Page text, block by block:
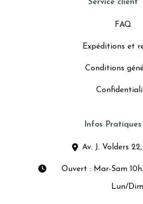
Service client
FAQ
Expéditions et
Conditions
Infos Pratiques
Av. J. Volders
Ouvert : Mar-Sam
Lun/